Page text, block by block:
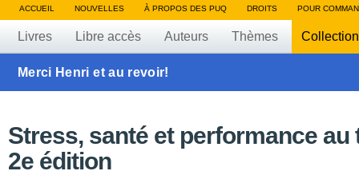
ACCUEIL NOUVELLES À PROPOS DES PUQ DROITS POUR
Livres Libre accès Auteurs Thèmes
Merci Henri et au revoir!
Stress, santé et performance au
2e édition